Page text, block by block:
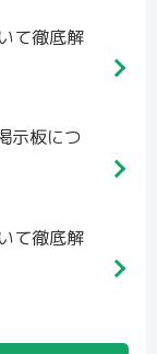
て徹底解
示板につ
て徹底解